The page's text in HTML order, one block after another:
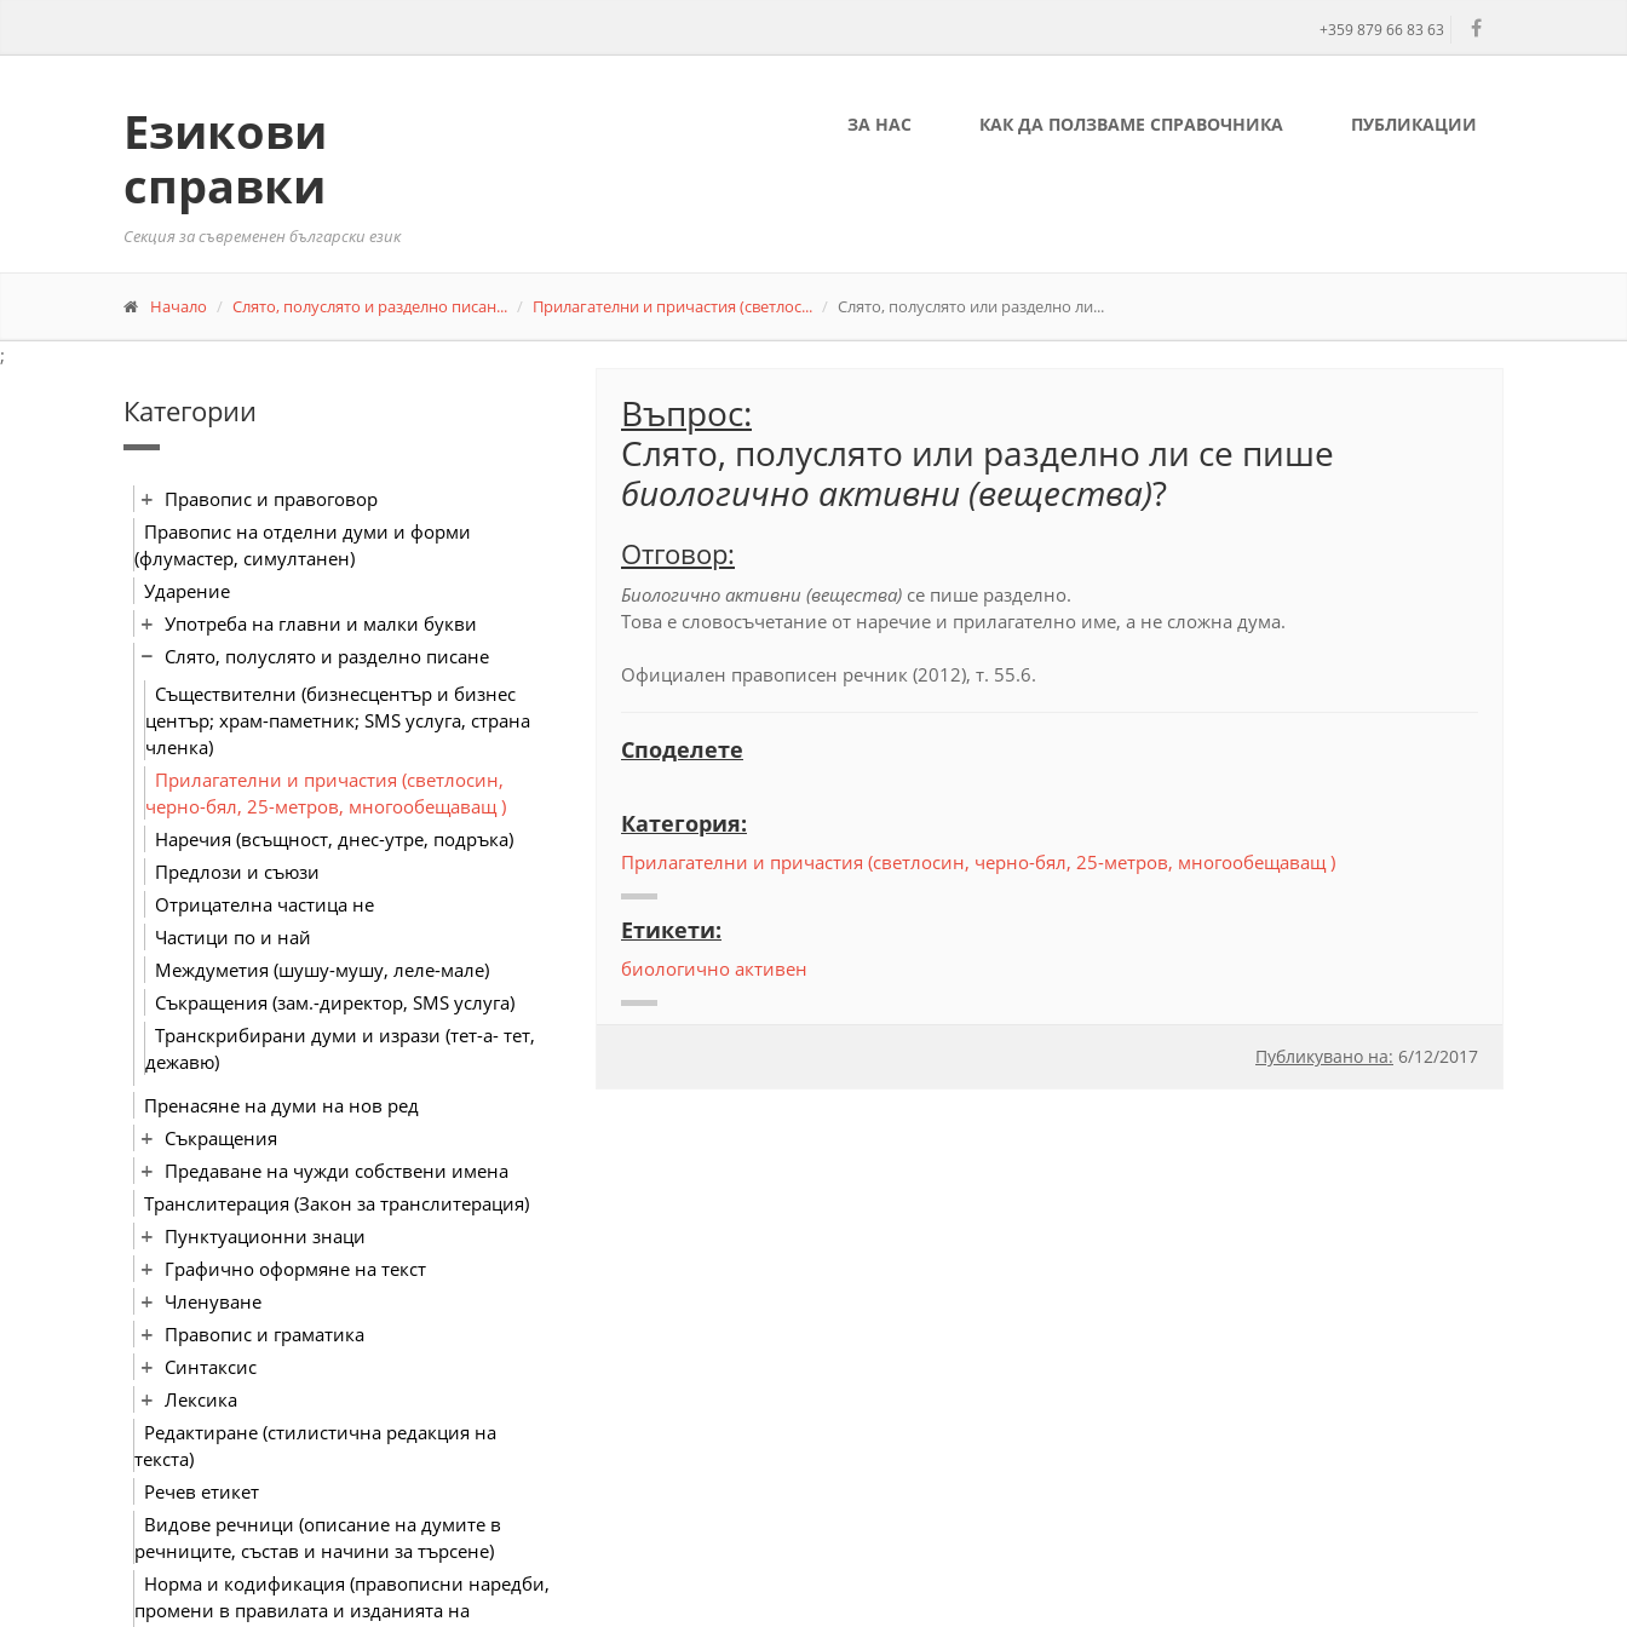
+359 879 66 83 63
Езикови
справки
Секция за съвременен български език
ЗА НАС КАК ДА ПОЛЗВАМЕ СПРАВОЧНИКА ПУБЛИКАЦИИ
Начало Слято, полуслято и разделно писан... Прилагателни и причастия (светлос... Слято, полуслято или разделно ли...
;
Категории
Правопис и правоговор
Правопис на отделни думи и форми
(флумастер, симултанен)
Ударение
Употреба на главни и малки букви
Слято, полуслято и разделно писане
Съществителни (бизнесцентър и бизнес
център; храм-паметник; SMS услуга, страна
членка)
Прилагателни и причастия (светлосин,
черно-бял, 25-метров, многообещаващ )
Наречия (всъщност, днес-утре, подръка)
Предлози и съюзи
Отрицателна частица не
Частици по и най
Междуметия (шушу-мушу, леле-мале)
Съкращения (зам.-директор, SMS услуга)
Транскрибирани думи и изрази (тет-а- тет,
дежавю)
Пренасяне на думи на нов ред
Съкращения
Предаване на чужди собствени имена
Транслитерация (Закон за транслитерация)
Пунктуационни знаци
Графично оформяне на текст
Членуване
Правопис и граматика
Синтаксис
Лексика
Редактиране (стилистична редакция на
текста)
Речев етикет
Видове речници (описание на думите в
речниците, състав и начини за търсене)
Норма и кодификация (правописни наредби,
промени в правилата и изданията на
Въпрос:
Слято, полуслято или разделно ли се пише
биологично активни (вещества)?
Отговор:
Биологично активни (вещества) се пише разделно.
Това е словосъчетание от наречие и прилагателно име, а не сложна дума.
Официален правописен речник (2012), т. 55.6.
Споделете
Категория:
Прилагателни и причастия (светлосин, черно-бял, 25-метров, многообещаващ )
Етикети:
биологично активен
Публикувано на: 6/12/2017